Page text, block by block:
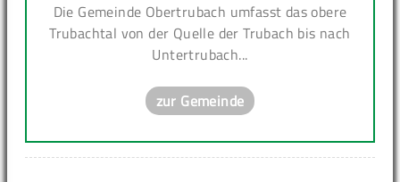
Die Gemeinde Obertrubach umfasst das obere
Trubachtal von der Quelle der Trubach bis nach
Untertrubach...
zur Gemeinde